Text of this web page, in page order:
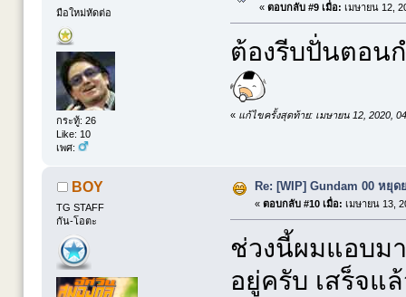
มือใหม่หัดต่อ
กระทู้: 26
Like: 10
เพศ:
« ตอบกลับ #9 เมื่อ: เมษายน 12,
ต้องรีบปั่นตอน
« แก้ไขครั้งสุดท้าย: เมษายน 12, 2020,
BOY
TG STAFF
กัน-โอตะ
Re: [WIP] Gundam 00 หยุด
« ตอบกลับ #10 เมื่อ: เมษายน 13,
ช่วงนี้ผมแอบม
อยู่ครับ เสร็จแ